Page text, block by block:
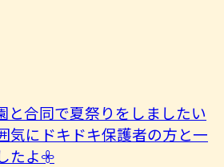
合同で夏祭りをしましたい
気にドキドキ保護者の方と一
たよ︎𖧷